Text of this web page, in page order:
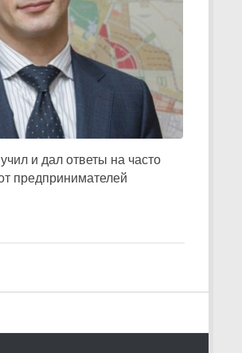
и дал ответы на часто
предпринимателей